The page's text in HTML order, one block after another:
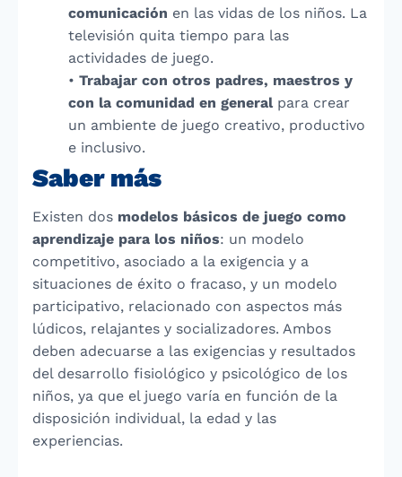
comunicación en las vidas de los niños. La
televisión quita tiempo para las
actividades de juego.
• Trabajar con otros padres, maestros y
con la comunidad en generalpara crear
un ambiente de juego creativo, productivo
e inclusivo.
Saber más
Existen dos modelos básicos de juego como
aprendizaje para los niños: un modelo
competitivo, asociado a la exigencia y a
situaciones de éxito o fracaso, y un modelo
participativo, relacionado con aspectos más
lúdicos, relajantes y socializadores. Ambos
deben adecuarse a las exigencias y resultados
del desarrollo fisiológico y psicológico de los
niños, ya que el juego varía en función de la
disposición individual, la edad y las
experiencias.